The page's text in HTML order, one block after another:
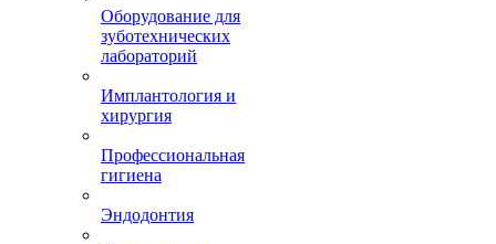
Оборудование для
зуботехнических
лабораторий
Имплантология и
хирургия
Профессиональная
гигиена
Эндодонтия